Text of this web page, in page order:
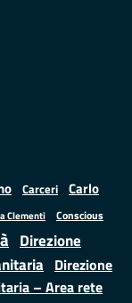
Carceri
Carlo
Clementi Conscious
Direzione
Direzione
– Area rete